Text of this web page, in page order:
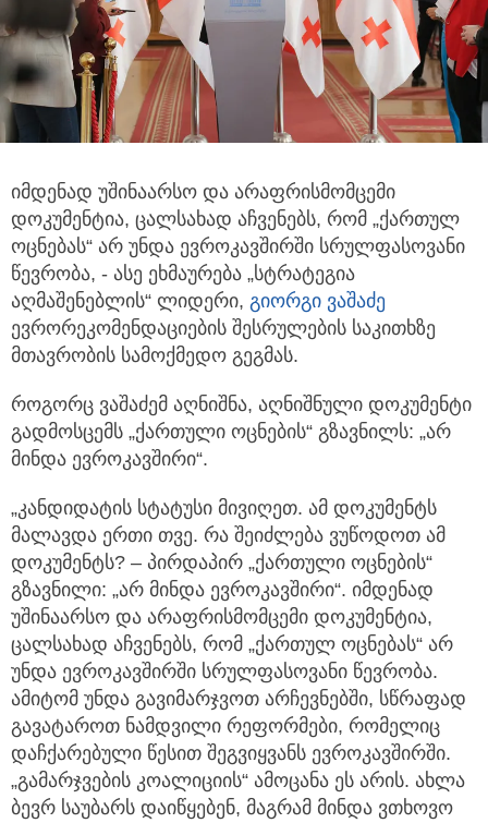
იმდენად უშინაარსო და არაფრისმომცემი
დოკუმენტია, ცალსახად აჩვენებს, რომ „ქართულ
ოცნებას“ არ უნდა ევროკავშირში სრულფასოვანი
წევრობა, - ასე ეხმაურება „სტრატეგია
აღმაშენებლის“ ლიდერი, გიორგი ვაშაძე
ევრორეკომენდაციების შესრულების საკითხზე
მთავრობის სამოქმედო გეგმას.
როგორც ვაშაძემ აღნიშნა, აღნიშნული დოკუმენტი
გადმოსცემს „ქართული ოცნების“ გზავნილს: „არ
მინდა ევროკავშირი“.
„კანდიდატის სტატუსი მივიღეთ. ამ დოკუმენტს
მალავდა ერთი თვე. რა შეიძლება ვუწოდოთ ამ
დოკუმენტს? – პირდაპირ „ქართული ოცნების“
გზავნილი: „არ მინდა ევროკავშირი“. იმდენად
უშინაარსო და არაფრისმომცემი დოკუმენტია,
ცალსახად აჩვენებს, რომ „ქართულ ოცნებას“ არ
უნდა ევროკავშირში სრულფასოვანი წევრობა.
ამიტომ უნდა გავიმარჯვოთ არჩევნებში, სწრაფად
გავატაროთ ნამდვილი რეფორმები, რომელიც
დაჩქარებული წესით შეგვიყვანს ევროკავშირში.
„გამარჯვების კოალიციის“ ამოცანა ეს არის. ახლა
ბევრ საუბარს დაიწყებენ, მაგრამ მინდა ვთხოვო